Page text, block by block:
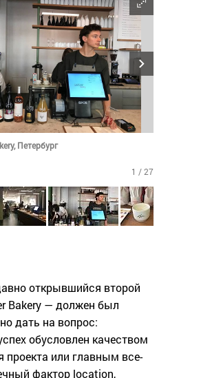
Петербург
1 / 27
открывшийся второй
Bakery — должен был
дать на вопрос:
обусловлен качеством
проекта или главным все-
фактор location,